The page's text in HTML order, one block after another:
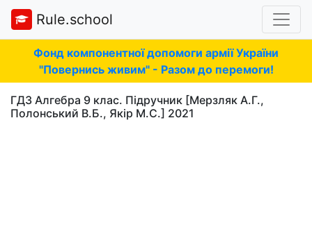
Rule.school
Фонд компонентної допомоги армії України
"Повернись живим" - Разом до перемоги!
ГДЗ Алгебра 9 клас. Підручник [Мерзляк А.Г.,
Полонський В.Б., Якір М.С.] 2021